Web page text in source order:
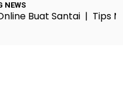
NEWS
Buat Santai |Tips